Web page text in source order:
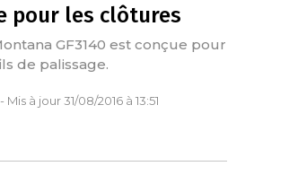
pour les clôtures
GF3140 est conçue pour
de palissage.
à jour 31/08/2016 à 13:51